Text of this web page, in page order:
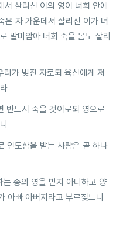
서 살리신 이의 영이 너희 안에
은 자 가운데서 살리신 이가 너
말미암아 너희 죽을 몸도 살리
리가 빚진 자로되 육신에게 져
반드시 죽을 것이로되 영으로
인도함을 받는 사람은 곧 하나
종의 영을 받지 아니하고 양
아빠 아버지라고 부르짖느니